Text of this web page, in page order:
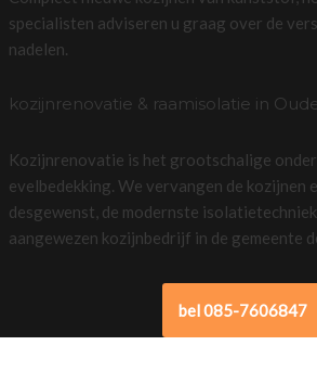
specialisten adviseren u graag over de
nadelen.
kozijnrenovatie & raamisolatie in
Kozijnrenovatie is het grootschalige
evelbedekking. We vervangen de kozijnen
desgewenst, de modernste
aangewezen kozijnbedrijf in de gemeente
bel 085-7606847